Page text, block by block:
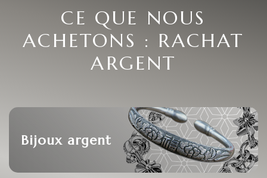
CE QUE NOUS
ACHETONS : RACHAT
ARGENT
Bijoux argent